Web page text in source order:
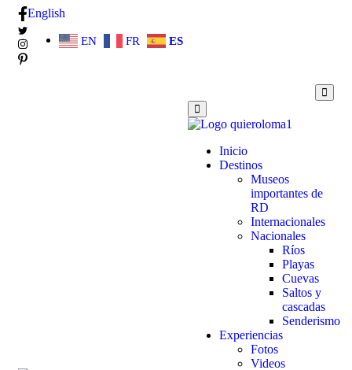
English
EN FR ES
Inicio
Destinos
Museos
importantes de
RD
Internacionales
Nacionales
Ríos
Playas
Cuevas
Saltos y
cascadas
Senderismo
Experiencias
Fotos
Videos